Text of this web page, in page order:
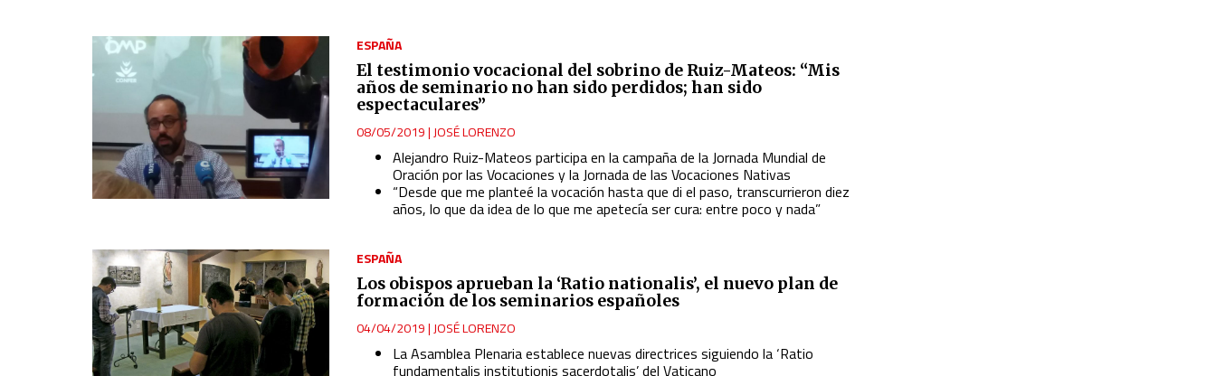
ESPAÑA
El testimonio vocacional del sobrino de Ruiz-Mateos: “Mis
años de seminario no han sido perdidos; han sido
espectaculares”
08/05/2019| JOSÉ LORENZO
Alejandro Ruiz-Mateos participa en la campaña de la Jornada Mundial de
Oración por las Vocaciones y la Jornada de las Vocaciones Nativas
“Desde que me planteé la vocación hasta que di el paso, transcurrieron diez
años, lo que da idea de lo que me apetecía ser cura: entre poco y nada”
ESPAÑA
Los obispos aprueban la ‘Ratio nationalis’, el nuevo plan de
formación de los seminarios españoles
04/04/2019| JOSÉ LORENZO
La Asamblea Plenaria establece nuevas directrices siguiendo la ‘Ratio
fundamentalis institutionis sacerdotalis’ del Vaticano